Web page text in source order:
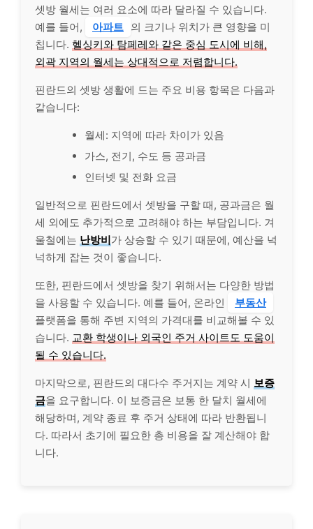
셋방 월세는 여러 요소에 따라 달라질 수 있습니다.
예를 들어,
아파트 의 크기나 위치가 큰 영향을 미
칩니다. 헬싱키와 탐페레와 같은 중심 도시에 비해,
외곽 지역의 월세는 상대적으로 저렴합니다.
핀란드의 셋방 생활에 드는 주요 비용 항목은 다음과
같습니다:
월세: 지역에 따라 차이가 있음
가스, 전기, 수도 등 공과금
인터넷 및 전화 요금
일반적으로 핀란드에서 셋방을 구할 때, 공과금은 월
세 외에도 추가적으로 고려해야 하는 부담입니다. 겨
울철에는 난방비가 상승할 수 있기 때문에, 예산을 넉
넉하게 잡는 것이 좋습니다.
또한, 핀란드에서 셋방을 찾기 위해서는 다양한 방법
을 사용할 수 있습니다. 예를 들어, 온라인
부동산
플랫폼을 통해 주변 지역의 가격대를 비교해볼 수 있
습니다. 교환 학생이나 외국인 주거 사이트도 도움이
될 수 있습니다.
마지막으로, 핀란드의 대다수 주거지는 계약 시 보증
금을 요구합니다. 이 보증금은 보통 한 달치 월세에
해당하며, 계약 종료 후 주거 상태에 따라 반환됩니
다. 따라서 초기에 필요한 총 비용을 잘 계산해야 합
니다.